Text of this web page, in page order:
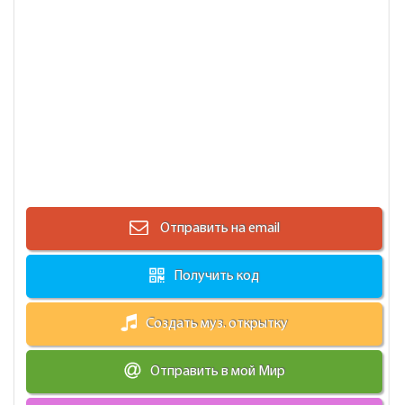
Отправить на email
Получить код
Создать муз. открытку
Отправить в мой Мир